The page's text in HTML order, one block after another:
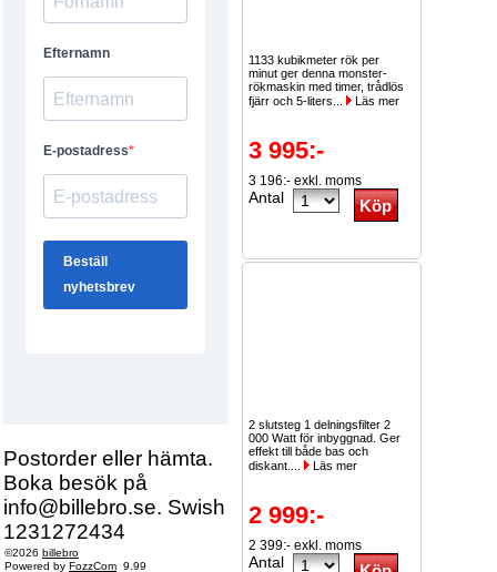
Postorder eller hämta.
Boka besök på
info@billebro.se. Swish
1231272434
©2026 billebro
Powered by FozzCom 9.99
1133 kubikmeter rök per
minut ger denna monster-
rökmaskin med timer, trådlös
fjärr och 5-liters...
Läs mer
3 995:-
3 196:- exkl. moms
Antal
2 slutsteg 1 delningsfilter 2
000 Watt för inbyggnad. Ger
effekt till både bas och
diskant....
Läs mer
2 999:-
2 399:- exkl. moms
Antal